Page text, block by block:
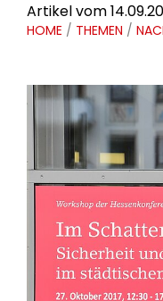
Artikel vom
HOME / THEMEN /